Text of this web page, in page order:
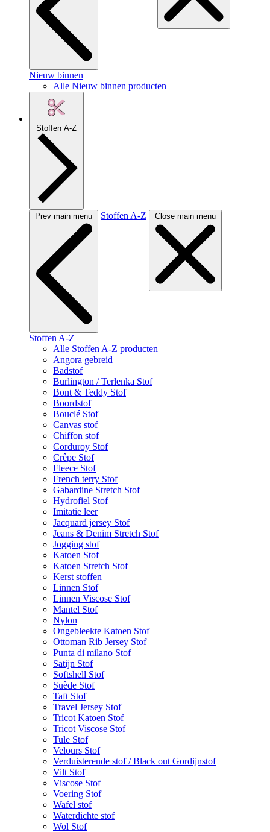
Nieuw binnen
Alle Nieuw binnen producten
Stoffen A-Z
Prev main menu Stoffen A-Z Close main menu
Stoffen A-Z
Alle Stoffen A-Z producten
Angora gebreid
Badstof
Burlington / Terlenka Stof
Bont & Teddy Stof
Boordstof
Bouclé Stof
Canvas stof
Chiffon stof
Corduroy Stof
Crêpe Stof
Fleece Stof
French terry Stof
Gabardine Stretch Stof
Hydrofiel Stof
Imitatie leer
Jacquard jersey Stof
Jeans & Denim Stretch Stof
Jogging stof
Katoen Stof
Katoen Stretch Stof
Kerst stoffen
Linnen Stof
Linnen Viscose Stof
Mantel Stof
Nylon
Ongebleekte Katoen Stof
Ottoman Rib Jersey Stof
Punta di milano Stof
Satijn Stof
Softshell Stof
Suède Stof
Taft Stof
Travel Jersey Stof
Tricot Katoen Stof
Tricot Viscose Stof
Tule Stof
Velours Stof
Verduisterende stof / Black out Gordijnstof
Vilt Stof
Viscose Stof
Voering Stof
Wafel stof
Waterdichte stof
Wol Stof